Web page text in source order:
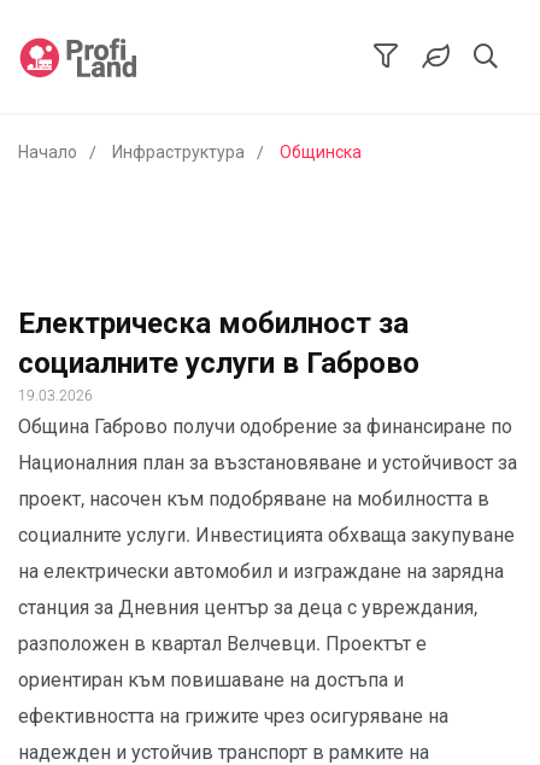
Начало Инфраструктура Общинска
Електрическа мобилност за
социалните услуги в Габрово
19.03.2026
Община Габрово получи одобрение за финансиране по
Националния план за възстановяване и устойчивост за
проект, насочен към подобряване на мобилността в
социалните услуги. Инвестицията обхваща закупуване
на електрически автомобил и изграждане на зарядна
станция за Дневния център за деца с увреждания,
разположен в квартал Велчевци. Проектът е
ориентиран към повишаване на достъпа и
ефективността на грижите чрез осигуряване на
надежден и устойчив транспорт в рамките на